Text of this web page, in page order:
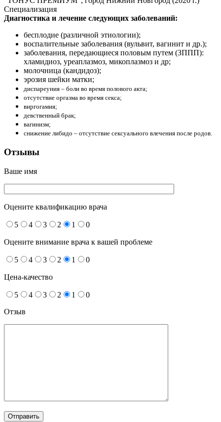
Специализация
Диагностика и лечение следующих заболеваний:
бесплодие (различной этиологии);
воспалительные заболевания (вульвит, вагинит и др.);
заболевания, передающиеся половым путем (ЗППП):
хламидиоз, уреаплазмоз, микоплазмоз и др;
молочница (кандидоз);
эрозия шейки матки;
диспареуния – боли во время полового акта;
отсутствие оргазма во время секса;
виргогамия;
девственный брак;
вагинизм;
снижение либидо – отсутствие сексуального влечения после родов.
Отзывы
Ваше имя
Оцените квалификацию врача
5 4 3 2 1 0
Оцените внимание врача к вашей проблеме
5 4 3 2 1 0
Цена-качество
5 4 3 2 1
0
Отзыв